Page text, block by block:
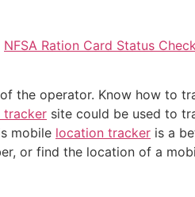
NFSA Ration Card Status Check
the operator. Know how to
tracker site could be used to
mobile location tracker is a
or find the location of a